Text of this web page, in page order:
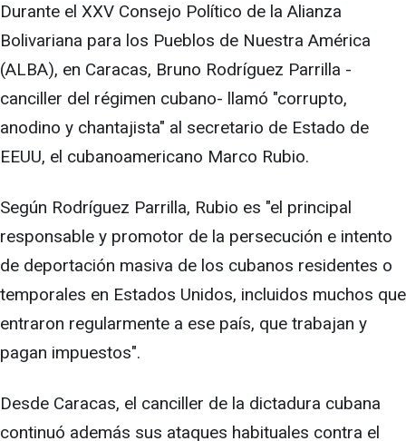
Durante el XXV Consejo Político de la Alianza
Bolivariana para los Pueblos de Nuestra América
(ALBA), en Caracas, Bruno Rodríguez Parrilla -
canciller del régimen cubano- llamó "corrupto,
anodino y chantajista" al secretario de Estado de
EEUU, el cubanoamericano Marco Rubio.
Según Rodríguez Parrilla, Rubio es "el principal
responsable y promotor de la persecución e intento
de deportación masiva de los cubanos residentes o
temporales en Estados Unidos, incluidos muchos que
entraron regularmente a ese país, que trabajan y
pagan impuestos".
Desde Caracas, el canciller de la dictadura cubana
continuó además sus ataques habituales contra el